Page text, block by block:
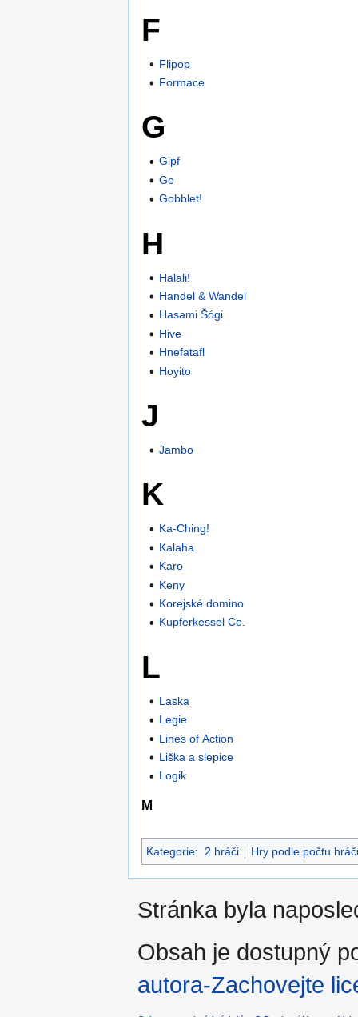
F
Flipop
Formace
G
Gipf
Go
Gobblet!
H
Halali!
Handel & Wandel
Hasami Šógi
Hive
Hnefatafl
Hoyito
J
Jambo
K
Ka-Ching!
Kalaha
Karo
Keny
Korejské domino
Kupferkessel Co.
L
Laska
Legie
Lines of Action
Liška a slepice
Logik
M
Kategorie: 2 hráči Hry podle počtu
Stránka byla
Obsah je dostupný
autora-Zachovejte